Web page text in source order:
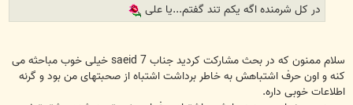
در کل شرمنده اگه یکم تند گفتم...یا علی
سلام ممنون که در بحث مشارکت کردید جناب saeid 7 خیلی خوب مباحثه می
کنه و اون حرف اشتباهش به خاطر برداشت اشتباه از صحبتهای من بود و گرنه
اطلاعات خوبی داره.